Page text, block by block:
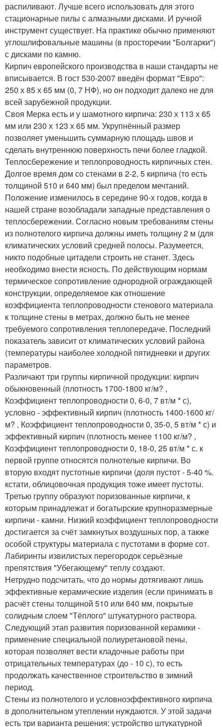
распиливают. Лучше всего использовать для этого
стационарные пилы с алмазными дисками. И ручной
инструмент существует. На практике обычно применяют
углошлифовальные машины (в просторечии "Болгарки")
с дисками по камню.
Кирпич европейского производства в наши стандарты не
вписывается. В гост 530-2007 введён формат "Евро":
250 х 85 х 65 мм (0, 7 НФ), но он подходит далеко не для
всей зарубежной продукции.
Своя Мерка есть и у шамотного кирпича: 230 х 113 х 65
мм или 230 х 123 х 65 мм. Укрупнённый размер
позволяет уменьшить суммарную площадь швов и
сделать внутреннюю поверхность печи более гладкой.
Теплосбережение и теплопроводность кирпичных стен.
Долгое время дом со стенами в 2-2, 5 кирпича (то есть
толщиной 510 и 640 мм) был пределом мечтаний.
Положение изменилось в середине 90-х годов, когда в
нашей стране возобладали западные представления о
теплосбережении. Согласно новым требованиям стены
из полнотелого кирпича должны иметь толщину 2 м (для
климатических условий средней полосы. Разумеется,
никто подобные цитадели строить не станет. Здесь
необходимо внести ясность. По действующим нормам
термическое сопротивление однородной ограждающей
конструкции, определяемое как отношение
коэффициента теплопроводности стенового материала
к толщине стены в метрах, должно быть не менее
требуемого сопротивления теплопередаче. Последний
показатель зависит от климатических условий района
(температуры наиболее холодной пятидневки и других
параметров.
Различают три группы кирпичной продукции: кирпич
обыкновенный (плотность 1700-1800 кг/м? ,
Коэффициент теплопроводности 0, 6-0, 7 вт/м * с),
условно - эффективный кирпич (плотность 1400-1600 кг/
м? , Коэффициент теплопроводности 0, 35-0, 5 вт/м * с) и
эффективный кирпич (плотность менее 1100 кг/м? ,
Коэффициент теплопроводности 0, 18-0, 25 вт/м * с. к
первой группе относятся полнотелые кирпичи. Во
вторую входят пустотные кирпичи (доля пустот - 5-40 %.
кстати, облицовочная продукция тоже имеет пустоты.
Третью группу образуют поризованные кирпичи, к
которым принадлежат и богатырские крупноразмерные
кирпичи - камни. Низкий коэффициент теплопроводности
достигается за счёт замкнутых воздушных пор, а также
особой структуры материала с пустотами в форме сот.
Лабиринты извилистых перегородок серьёзные
препятствия "Убегающему" теплу создают.
Нетрудно подсчитать, что до нормы дотягивают лишь
эффективные керамические изделия (если принимать в
расчёт стены толщиной 510 или 640 мм, покрытые
солидным слоем "Тёплого" штукатурного раствора.
Следующий этап развития поризованной керамики -
применение специальной полиуретановой пены,
которая позволяет вести кладочные работы при
отрицательных температурах (до - 10 с), то есть
продолжать качественное строительство в зимний
период.
Стены из полнотелого и условноэффективного кирпича
в дополнительном утеплении нуждаются. У этой задачи
есть три варианта решения: устройство штукатурной